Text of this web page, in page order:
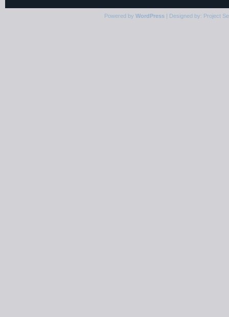
Powered by WordPress| Designed by: Project